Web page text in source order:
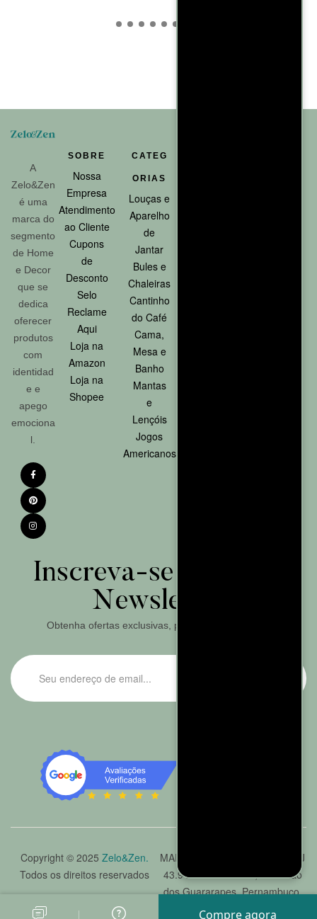
Compre agora
A
Zelo&Zen
é uma
marca do
segmento
de Home
e Decor
que se
dedica
oferecer
produtos
com
identidad
e e
apego
emociona
l.
SOBRE
Nossa
Empresa
Atendimento
ao Cliente
Cupons
de
Desconto
Selo
Reclame
Aqui
Loja na
Amazon
Loja na
Shopee
CATEG
ORIAS
Louças e
Aparelho
de
Jantar
Bules e
Chaleiras
Cantinho
do Café
Cama,
Mesa e
Banho
Mantas
e
Lençóis
Jogos
Americanos
Inscreva-se na nossa
Newsletter
Obtenha ofertas exclusivas, promoções e cupons.
Copyright © 2025 Zelo&Zen.
Todos os direitos reservados
MARINHO FALCÃO LTDA. CNPJ
43.943.476/0001-79, Jaboatão
dos Guararapes, Pernambuco.